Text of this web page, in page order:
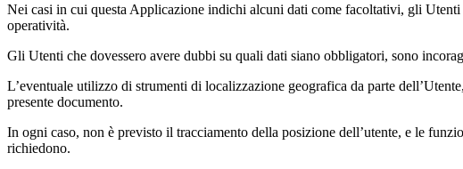
Nei casi in cui questa Applicazione indichi alcuni dati come facoltativi, gli
operatività.
Gli Utenti che dovessero avere dubbi su quali dati siano obbligatori, sono
L’eventuale utilizzo di strumenti di localizzazione geografica da parte
presente documento.
In ogni caso, non è previsto il tracciamento della posizione dell’utente, e le
richiedono.